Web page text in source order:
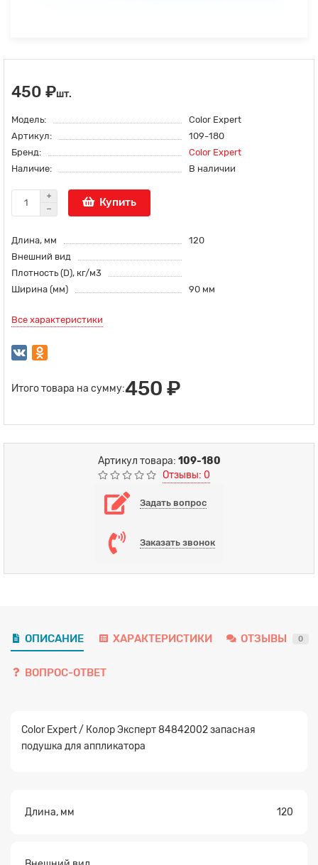
450 ₽шт.
Модель:
Color Expert
Артикул:
109-180
Бренд:
Color Expert
Наличие:
В наличии
Купить
Длина, мм
120
Внешний вид
Плотность (D), кг/м3
Ширина (мм)
90 мм
Все характеристики
Итого товара на сумму:450 ₽
Артикул товара: 109-180
Отзывы: 0
Задать вопрос
Заказать звонок
ОПИСАНИЕ ХАРАКТЕРИСТИКИ ОТЗЫВЫ 0
ВОПРОС-ОТВЕТ
Color Expert / Колор Эксперт 84842002 запасная
подушка для аппликатора
Длина, мм 120
Заявка на расчет ×
Прикрепите
файл